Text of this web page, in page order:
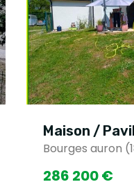
Maison /
Bourges auron
280 000 €